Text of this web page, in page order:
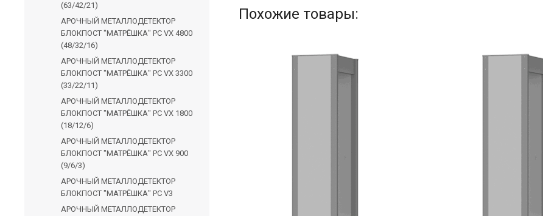
Похожие товары:
(63/42/21)
АРОЧНЫЙ МЕТАЛЛОДЕТЕКТОР
БЛОКПОСТ "МАТРЁШКА" PC VX 4800
(48/32/16)
АРОЧНЫЙ МЕТАЛЛОДЕТЕКТОР
БЛОКПОСТ "МАТРЁШКА" PC VX 3300
(33/22/11)
АРОЧНЫЙ МЕТАЛЛОДЕТЕКТОР
БЛОКПОСТ "МАТРЁШКА" PC VX 1800
(18/12/6)
АРОЧНЫЙ МЕТАЛЛОДЕТЕКТОР
БЛОКПОСТ "МАТРЁШКА" PC VX 900
(9/6/3)
АРОЧНЫЙ МЕТАЛЛОДЕТЕКТОР
БЛОКПОСТ "МАТРЁШКА" PC V3
АРОЧНЫЙ МЕТАЛЛОДЕТЕКТОР